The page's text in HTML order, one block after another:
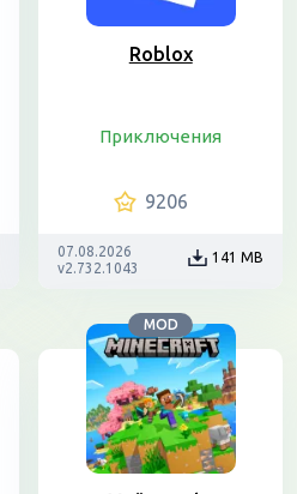
Roblox
Приключения
9206
07.08.2026
v2.732.1043
141 MB
MOD